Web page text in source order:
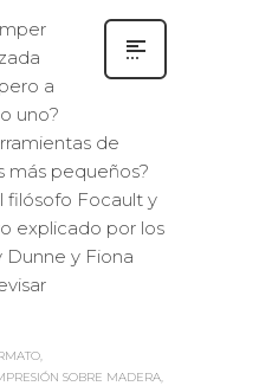
a
uno?
de
más pequeños?
filósofo Focault y
explicado por los
y Fiona
SOBRE MADERA